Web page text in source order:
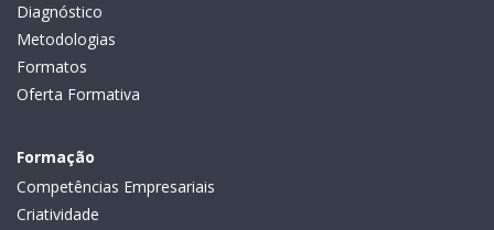
Diagnóstico
Metodologias
Formatos
Oferta Formativa
Formação
Competências Empresariais
Criatividade